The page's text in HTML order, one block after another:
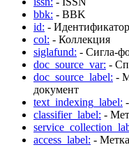
bbk: - BBK
id: -
col: - Коллекция
siglafund: - Сигла-
doc_source_var: -
doc_source_label: -
документ
text_indexing_label:
classifier_label: -
access_label: -